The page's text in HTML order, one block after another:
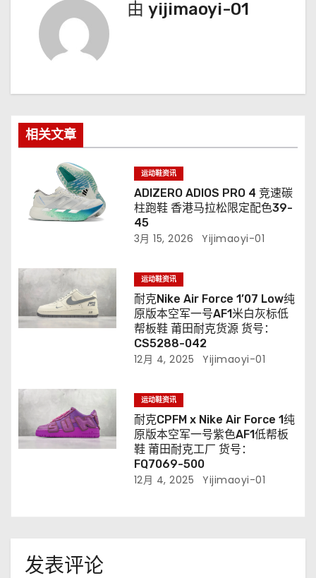
由 yijimaoyi-01
相关文章
运动鞋资讯
ADIZERO ADIOS PRO 4 竞速碳
柱跑鞋 香港马拉松限定配色39-
45
3月 15, 2026 Yijimaoyi-01
运动鞋资讯
耐克Nike Air Force 1’07 Low纯
原版本空军一号AF1米白灰标低
帮板鞋 莆田耐克货源 货号：
CS5288-042
12月 4, 2025 Yijimaoyi-01
运动鞋资讯
耐克CPFM x Nike Air Force 1纯
原版本空军一号紫色AF1低帮板
鞋 莆田耐克工厂 货号：
FQ7069-500
12月 4, 2025 Yijimaoyi-01
发表评论